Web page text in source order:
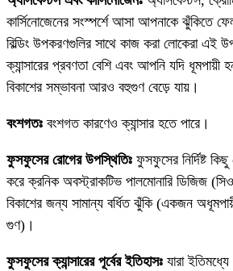
কার্সিনোজেনের সংস্পর্শে আসা আপনাকে ঝুঁকিতে
বিল্ডিং উপকরণগুলির সাথে কাজ করা লোকেরা এই
ক্যান্সারের প্রবণতা বেশি এবং আপনি যদি ধূমপায়ী
বিকাশের সম্ভাবনা আরও বহুগুণ বেড়ে যায়।
বংশগতঃ বংশগত কারণেও ক্যান্সার হতে পারে।
ফুসফুসের রোগের উপস্থিতিঃ ফুসফুসের নির্দিষ্ট
করে ক্রনিক অবস্ট্রাকটিভ পালমোনারি ডিজিজ
বিকাশের জন্য সামান্য বর্ধিত ঝুঁকি (একজন
গুণ)।
ফুসফুসের ক্যান্সারের পূর্বের ইতিহাসঃ যারা